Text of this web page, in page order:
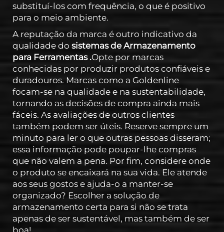
substituí-los com frequência, o que é positivo
para o meio ambiente.
A reputação da marca é outro indicativo da
qualidade do sistemas de Armazenamento
para Ferramentas .Opte por marcas
conhecidas por produzir produtos confiáveis e
duradouros. Marcas como a Goldenline
focam-se na qualidade e na sustentabilidade,
tornando as decisões de compra ainda mais
fáceis. As avaliações de outros clientes
também podem ser úteis. Reserve sempre um
minuto para ler o que outras pessoas disseram;
essa informação pode poupar-lhe compras
que não valem a pena. Por fim, considere onde
o produto se encaixará na sua vida. Ele atende
aos seus gostos e ajuda-o a manter-se
organizado? Escolher a solução de
armazenamento certa para si não se trata
apenas de ser sustentável, mas também de ser
boa!